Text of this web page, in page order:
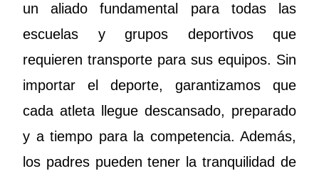
un aliado fundamental para todas las
escuelas y grupos deportivos que
requieren transporte para sus equipos. Sin
importar el deporte, garantizamos que
cada atleta llegue descansado, preparado
y a tiempo para la competencia. Además,
los padres pueden tener la tranquilidad de